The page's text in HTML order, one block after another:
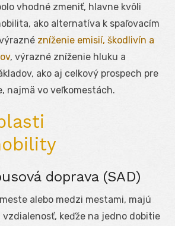
vhodné zmeniť, hlavne kvôli
ako alternatíva k spaľovacím
zníženie emisií, škodlivín a
, výrazné zníženie hluku a
ako aj celkový prospech pre
najmä vo veľkomestách.
doprava (SAD)
alebo medzi mestami, majú
vzdialenosť, keďže na jedno dobitie